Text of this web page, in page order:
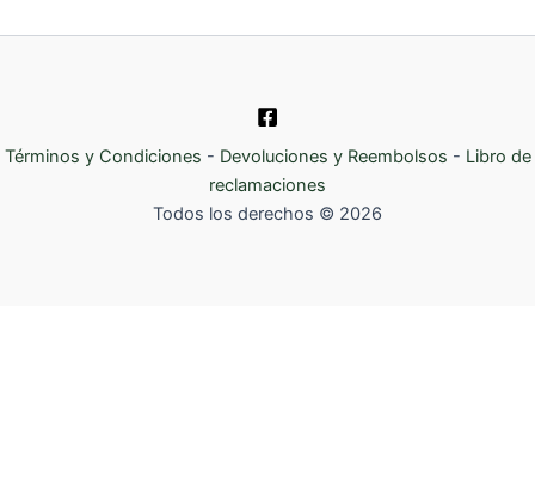
Términos y Condiciones - Devoluciones y Reembolsos - Libro de
reclamaciones
Todos los derechos © 2026